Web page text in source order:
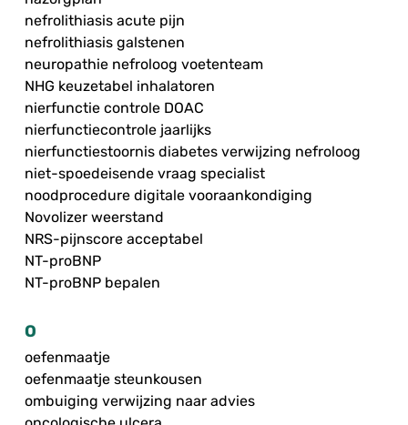
nefrolithiasis acute pijn
nefrolithiasis galstenen
neuropathie nefroloog voetenteam
NHG keuzetabel inhalatoren
nierfunctie controle DOAC
nierfunctiecontrole jaarlijks
nierfunctiestoornis diabetes verwijzing nefroloog
niet-spoedeisende vraag specialist
noodprocedure digitale vooraankondiging
Novolizer weerstand
NRS-pijnscore acceptabel
NT-proBNP
NT-proBNP bepalen
O
oefenmaatje
oefenmaatje steunkousen
ombuiging verwijzing naar advies